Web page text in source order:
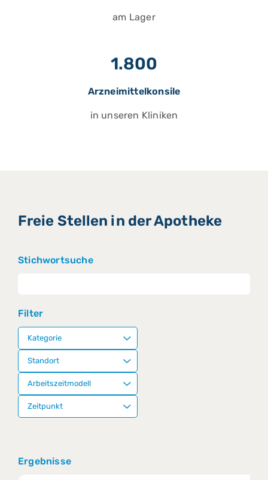
am Lager
1.800
Arzneimittelkonsile
in unseren Kliniken
Freie Stellen in der Apotheke
Stichwortsuche
Filter
Ergebnisse